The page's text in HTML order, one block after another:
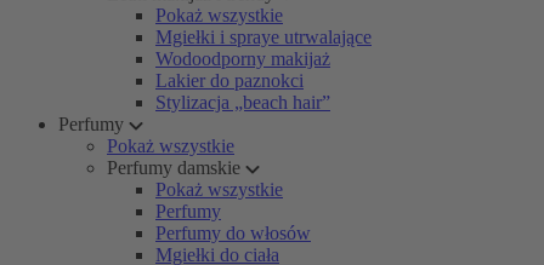
Pokaż wszystkie
Mgiełki i spraye utrwalające
Wodoodporny makijaż
Lakier do paznokci
Stylizacja „beach hair”
Perfumy
Pokaż wszystkie
Perfumy damskie
Pokaż wszystkie
Perfumy
Perfumy do włosów
Mgiełki do ciała